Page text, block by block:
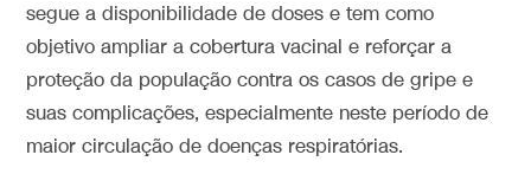
segue a disponibilidade de doses e tem como
objetivo ampliar a cobertura vacinal e reforçar a
proteção da população contra os casos de gripe e
suas complicações, especialmente neste período de
maior circulação de doenças respiratórias.